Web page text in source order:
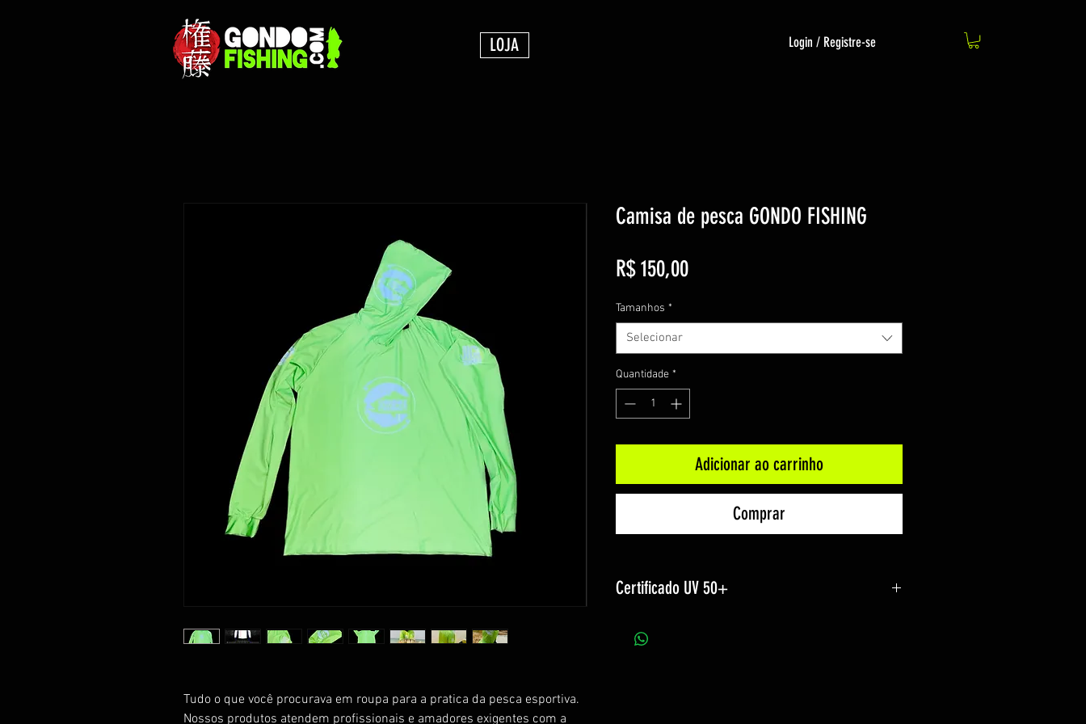
LOJA Login / Registre-se
Tudo o que você procurava em roupa para a pratica da pesca esportiva.
Nossos produtos atendem profissionais e amadores exigentes com a
Camisa de pesca GONDO FISHING
R$ 150,00Preço
Tamanhos *
Selecionar
Quantidade *
Adicionar ao carrinho
Comprar
Certificado UV 50+
Dependendo das características da pessoa e do